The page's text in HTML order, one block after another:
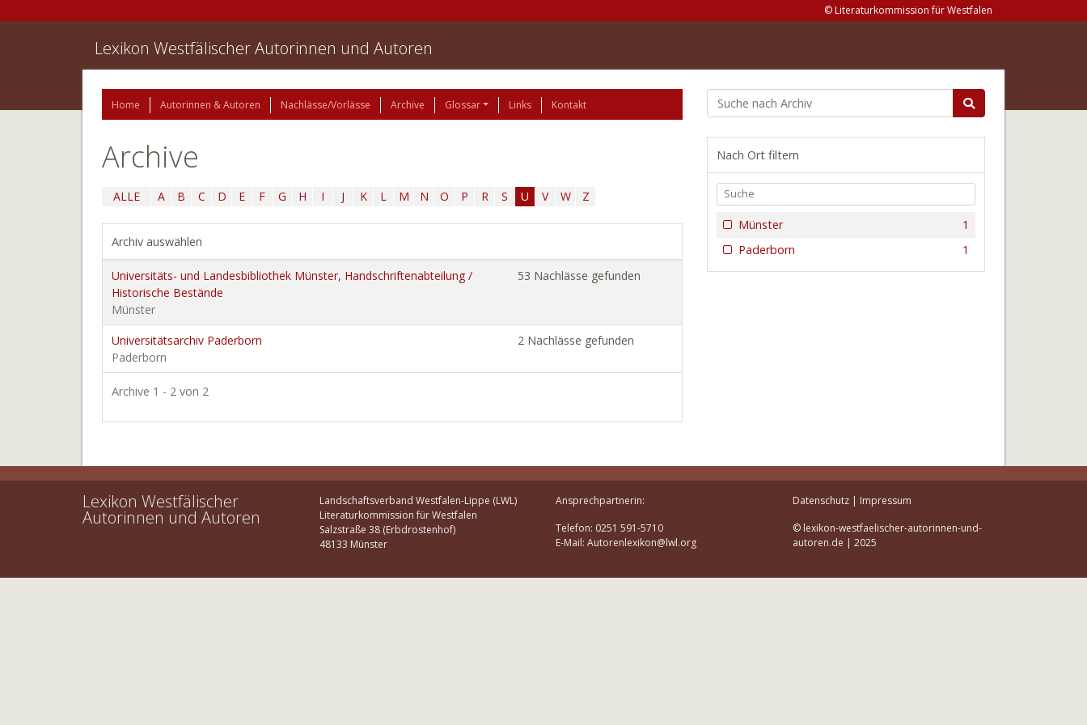
© Literaturkommission für Westfalen
Lexikon Westfälischer Autorinnen und Autoren
Home Autorinnen & Autoren Nachlässe/Vorlässe Archive Glossar Links Kontakt
Archive
ALLE A B C D E F G H I J K L M N O P R S U V W Z
Archiv auswählen
Universitäts- und Landesbibliothek Münster, Handschriftenabteilung /
Historische Bestände
Münster
53 Nachlässe gefunden
Universitätsarchiv Paderborn
Paderborn
2 Nachlässe gefunden
Archive 1 - 2 von 2
Nach Ort filtern
1
Münster
1
Paderborn
Lexikon Westfälischer
Autorinnen und Autoren
Landschaftsverband Westfalen-Lippe (LWL)
Literaturkommission für Westfalen
Salzstraße 38 (Erbdrostenhof)
48133 Münster
Ansprechpartnerin:
Telefon: 0251 591-5710
E-Mail: Autorenlexikon@lwl.org
Datenschutz| Impressum
© lexikon-westfaelischer-autorinnen-und-
autoren.de | 2025